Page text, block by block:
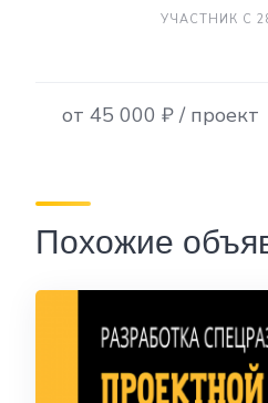
УЧАСТНИК С
от 45 000 ₽ / проект
Похожие